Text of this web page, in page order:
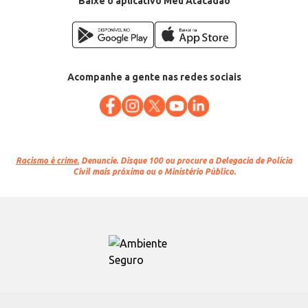
Acompanhe a gente nas redes sociais
Racismo é crime. Denuncie. Disque 100 ou procure a Delegacia de Polícia
Civil mais próxima ou o Ministério Público.